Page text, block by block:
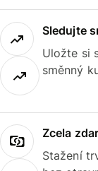
Sledujte
Uložte si
směnný
Zcela
Stažení